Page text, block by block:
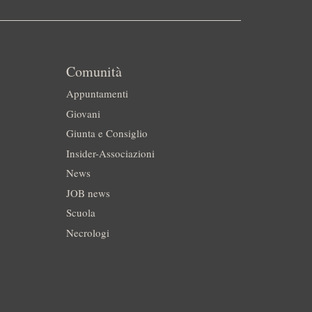
Comunità
Appuntamenti
Giovani
Giunta e Consiglio
Insider-Associazioni
News
JOB news
Scuola
Necrologi